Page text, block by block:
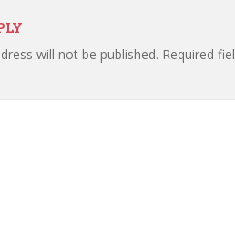
will not be published. Required